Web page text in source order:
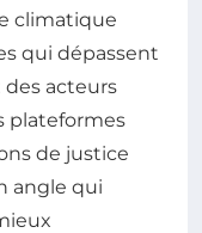
climatique
qui dépassent
acteurs
plateformes
de justice
angle qui